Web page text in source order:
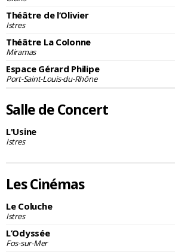
Théâtre de l’Olivier
Istres
Théâtre La Colonne
Miramas
Espace Gérard Philipe
Port-Saint-Louis-du-Rhône
Salle de Concert
L'Usine
Istres
Les Cinémas
Le Coluche
Istres
L’Odyssée
Fos-sur-Mer